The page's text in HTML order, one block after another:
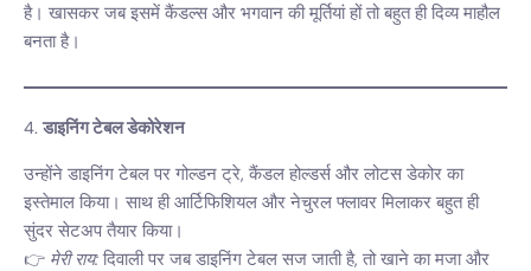
है। खासकर जब इसमें कैंडल्स और भगवान की मूर्तियां हों तो बहुत ही दिव्य माहौल
बनता है।
4. डाइनिंग टेबल डेकोरेशन
उन्होंने डाइनिंग टेबल पर गोल्डन ट्रे, कैंडल होल्डर्स और लोटस डेकोर का
इस्तेमाल किया। साथ ही आर्टिफिशियल और नेचुरल फ्लावर मिलाकर बहुत ही
सुंदर सेटअप तैयार किया।
👉 मेरी राय: दिवाली पर जब डाइनिंग टेबल सज जाती है, तो खाने का मजा और